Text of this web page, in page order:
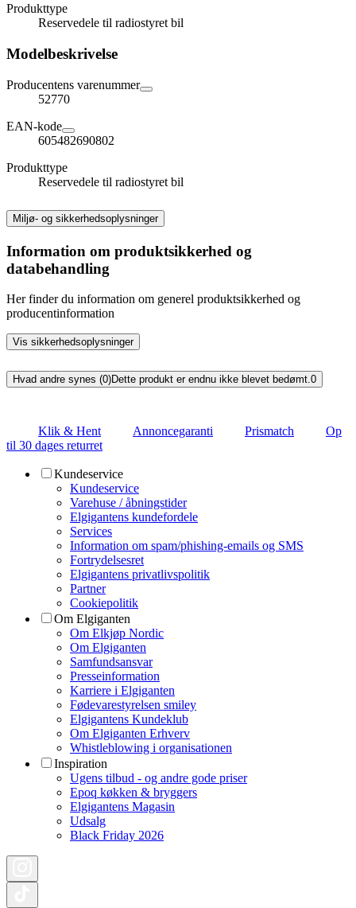
Produkttype
Reservedele til radiostyret bil
Modelbeskrivelse
Producentens varenummer
52770
EAN-kode
605482690802
Produkttype
Reservedele til radiostyret bil
Miljø- og sikkerhedsoplysninger
Information om produktsikkerhed og
databehandling
Her finder du information om generel produktsikkerhed og
producentinformation
Vis sikkerhedsoplysninger
Hvad andre synes (0)Dette produkt er endnu ikke blevet bedømt.0
Klik & Hent Annoncegaranti Prismatch
Op
til 30 dages returret
Kundeservice
Kundeservice
Varehuse / åbningstider
Elgigantens kundefordele
Services
Information om spam/phishing-emails og SMS
Fortrydelsesret
Elgigantens privatlivspolitik
Partner
Cookiepolitik
Om Elgiganten
Om Elkjøp Nordic
Om Elgiganten
Samfundsansvar
Presseinformation
Karriere i Elgiganten
Fødevarestyrelsen smiley
Elgigantens Kundeklub
Om Elgiganten Erhverv
Whistleblowing i organisationen
Inspiration
Ugens tilbud - og andre gode priser
Epoq køkken & bryggers
Elgigantens Magasin
Udsalg
Black Friday 2026